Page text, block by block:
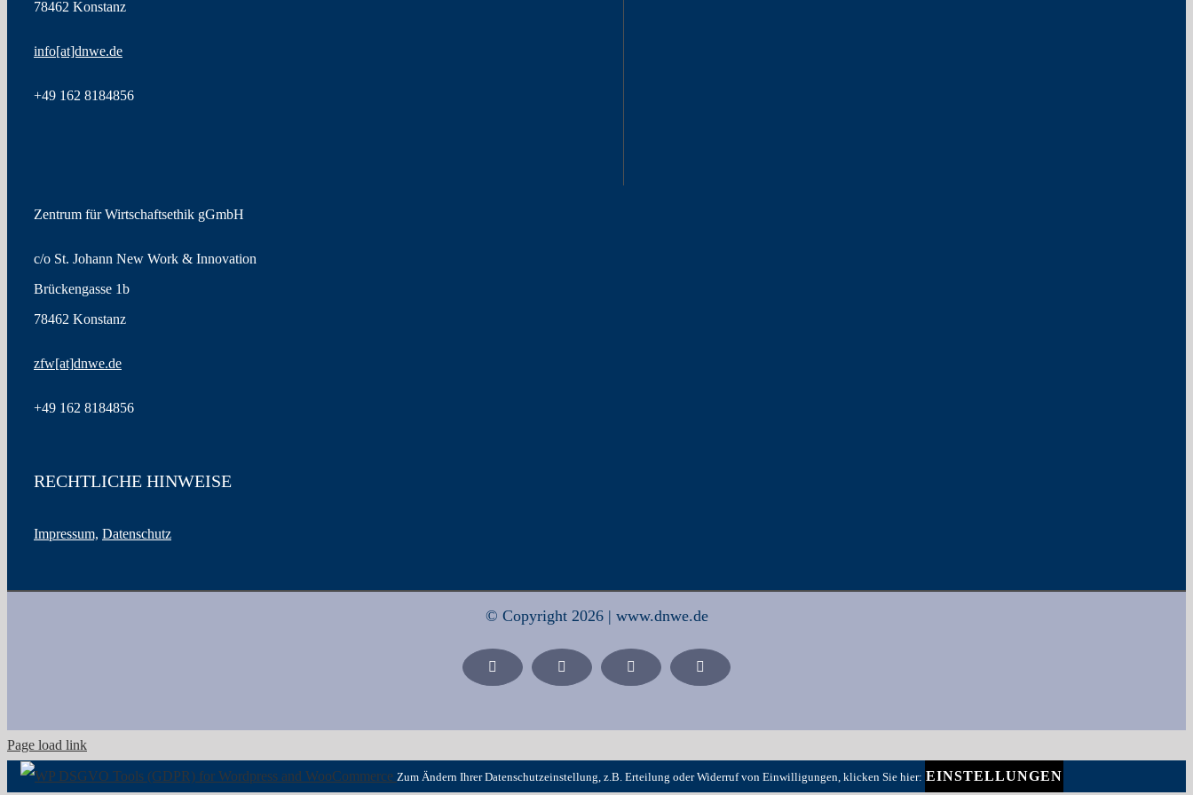
78462 Konstanz
info[at]dnwe.de
+49 162 8184856
Zentrum für Wirtschaftsethik gGmbH
c/o St. Johann New Work & Innovation
Brückengasse 1b
78462 Konstanz
zfw[at]dnwe.de
+49 162 8184856
RECHTLICHE HINWEISE
Impressum, Datenschutz
© Copyright 2026 | www.dnwe.de
Facebook X Xing LinkedIn
Page load link
Zum Ändern Ihrer Datenschutzeinstellung, z.B. Erteilung oder Widerruf von Einwilligungen, klicken Sie hier: EINSTELLUNGEN